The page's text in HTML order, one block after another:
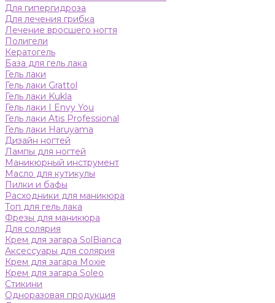
Для гипергидроза
Для лечения грибка
Лечение вросшего ногтя
Полигели
Кератогель
База для гель лака
Гель лаки
Гель лаки Grattol
Гель лаки Kukla
Гель лаки I Envy You
Гель лаки Atis Professional
Гель лаки Haruyama
Дизайн ногтей
Лампы для ногтей
Маникюрный инструмент
Масло для кутикулы
Пилки и бафы
Расходники для маникюра
Топ для гель лака
Фрезы для маникюра
Для солярия
Крем для загара SolBianca
Аксессуары для солярия
Крем для загара Moxie
Крем для загара Soleo
Стикини
Одноразовая продукция